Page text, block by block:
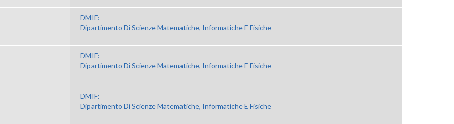
DMIF:
Dipartimento Di Scienze Matematiche, Informatiche E Fisiche
DMIF:
Dipartimento Di Scienze Matematiche, Informatiche E Fisiche
DMIF:
Dipartimento Di Scienze Matematiche, Informatiche E Fisiche